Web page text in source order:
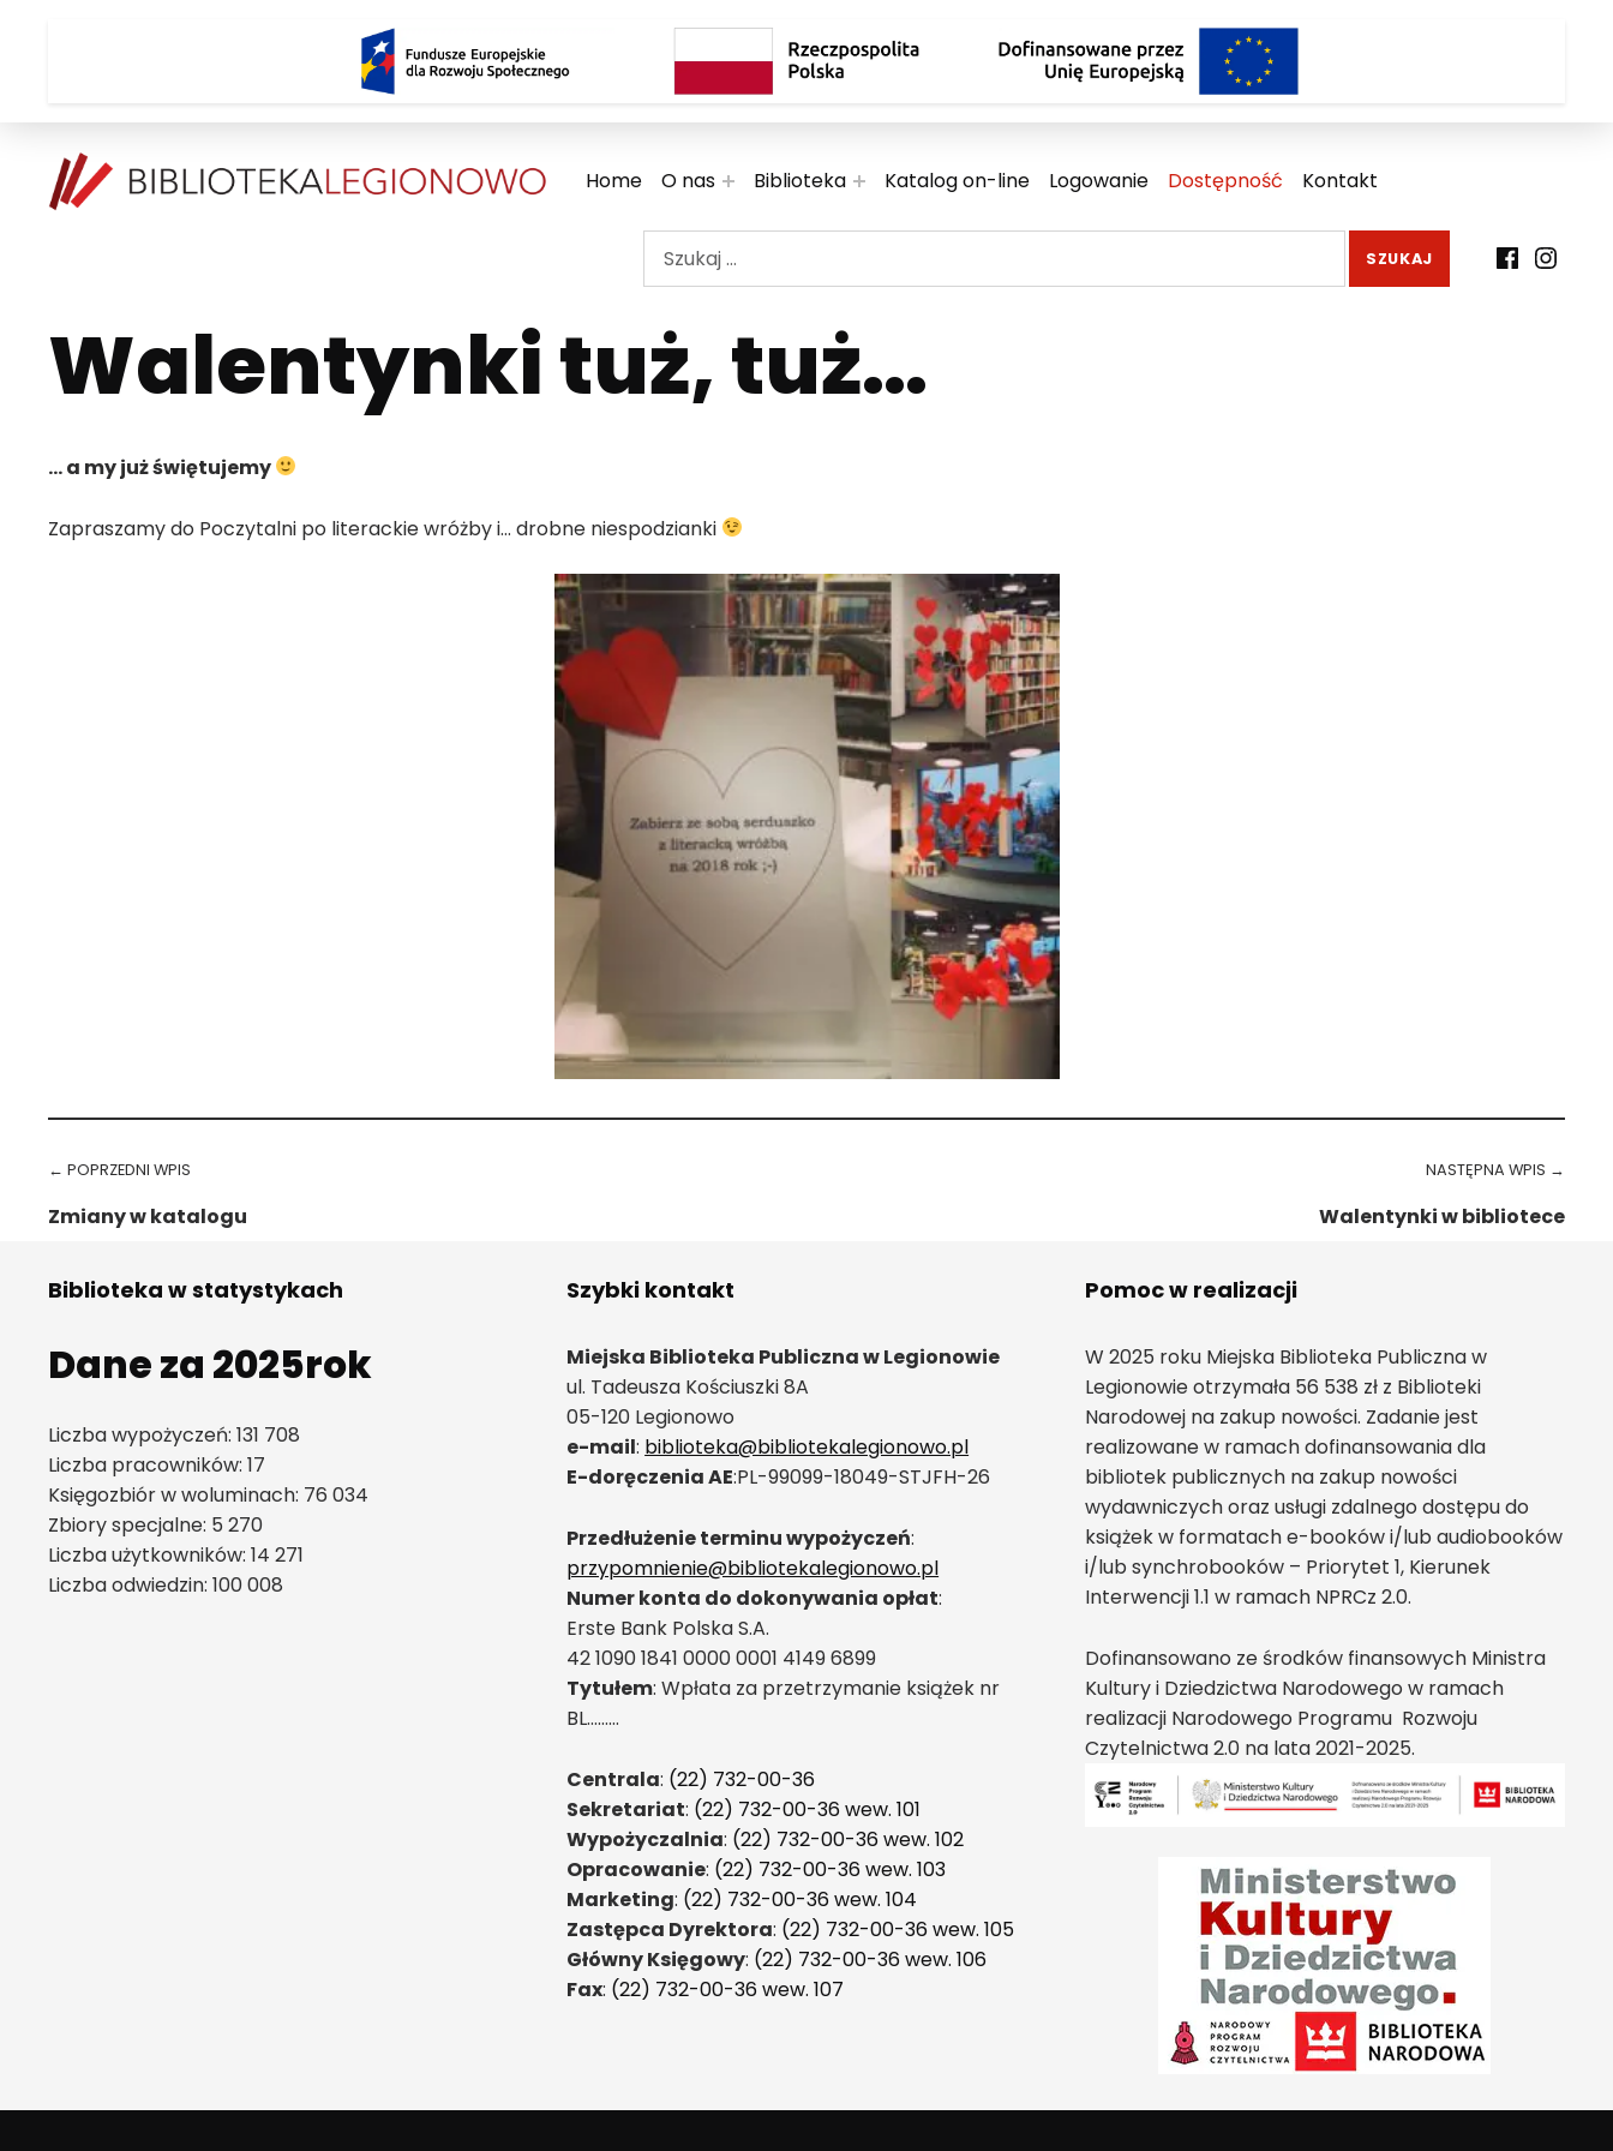
POCZYTALNIA – NOWE MIEJSCE NA TWOJE KULTURALNE EKSPLORACJE
TWOJE NOWE MIEJSCE NA TWOJE KULTURALNE EKSPLORACJE Home O nas Biblioteka Katalog on-line Logowanie Dostępność Kontakt
Facebook
Walentynki tuż, tuż…
… a my już świętujemy
Zapraszamy do Poczytalni po literackie wróżby i… drobne niespodzianki
Nawigacja wpisu
← POPRZEDNI WPIS
Zmiany w katalogu
NASTĘPNA WPIS →
Walentynki w bibliotece
Biblioteka w statystykach
Dane za 2025rok
Liczba wypożyczeń: 131 708
Liczba pracowników: 17
Księgozbiór w woluminach: 76 034
Zbiory specjalne: 5 270
Liczba użytkowników: 14 271
Liczba odwiedzin: 100 008
Szybki kontakt
Miejska Biblioteka Publiczna w Legionowie
ul. Tadeusza Kościuszki 8A
05-120 Legionowo
e-mail: biblioteka@bibliotekalegionowo.pl
E-doręczenia AE:PL-99099-18049-STJFH-26
Przedłużenie terminu wypożyczeń:
przypomnienie@bibliotekalegionowo.pl
Numer konta do dokonywania opłat:
Erste Bank Polska S.A.
42 1090 1841 0000 0001 4149 6899
Tytułem: Wpłata za przetrzymanie książek nr
BL………
Centrala: (22) 732-00-36
Sekretariat: (22) 732-00-36 wew. 101
Wypożyczalnia: (22) 732-00-36 wew. 102
Opracowanie: (22) 732-00-36 wew. 103
Marketing: (22) 732-00-36 wew. 104
Zastępca Dyrektora: (22) 732-00-36 wew. 105
Główny Księgowy: (22) 732-00-36 wew. 106
Fax: (22) 732-00-36 wew. 107
Pomoc w realizacji
W 2025 roku Miejska Biblioteka Publiczna w
Legionowie otrzymała 56 538 zł z Biblioteki
Narodowej na zakup nowości. Zadanie jest
realizowane w ramach dofinansowania dla
bibliotek publicznych na zakup nowości
wydawniczych oraz usługi zdalnego dostępu do
książek w formatach e-booków i/lub audiobooków
i/lub synchrobooków – Priorytet 1, Kierunek
Interwencji 1.1 w ramach NPRCz 2.0.
Dofinansowano ze środków finansowych Ministra
Kultury i Dziedzictwa Narodowego w ramach
realizacji Narodowego Programu Rozwoju
Czytelnictwa 2.0 na lata 2021-2025.